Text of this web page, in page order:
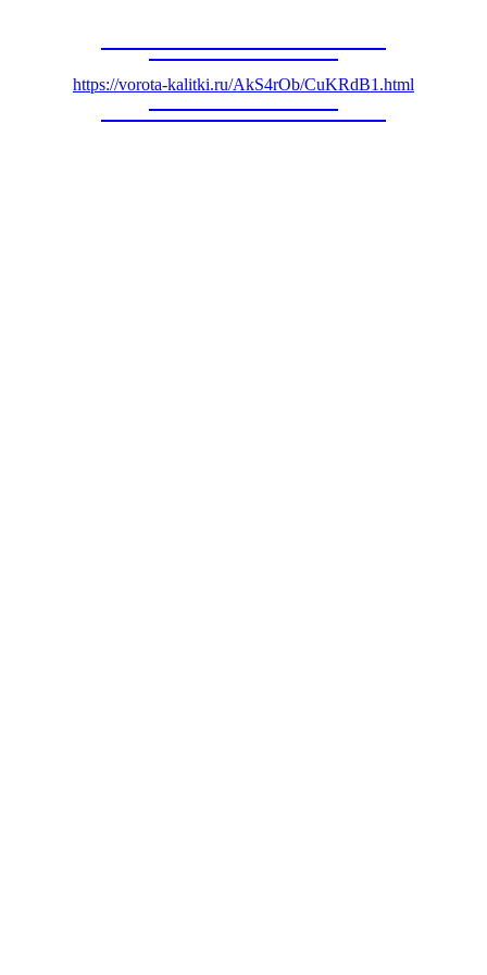
https://vorota-kalitki.ru/AkS4rOb/CuKRdB1.html